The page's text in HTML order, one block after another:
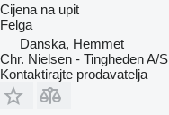
Cijena na upit
Felga
Danska, Hemmet
Chr. Nielsen - Tingheden A/S
Kontaktirajte prodavatelja